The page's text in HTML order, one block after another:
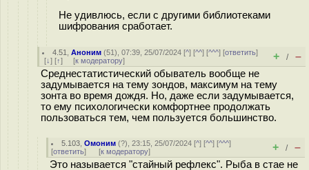
Не удивлюсь, если с другими библиотеками
шифрования сработает.
4.51 ,Аноним (51), 07:39, 25/07/2024 [^] [^^] [^^^] [ответить]
[↓] [↑] [к модератору] + / –
Среднестатистический обыватель вообще не
задумывается на тему зондов, максимум на тему
зонта во время дождя. Но, даже если задумывается,
то ему психологически комфортнее продолжать
пользоваться тем, чем пользуется большинство.
5.103 ,Омоним (?), 23:15, 25/07/2024 [^] [^^] [^^^]
[ответить] [к модератору] + / –
Это называется "стайный рефлекс". Рыба в стае не